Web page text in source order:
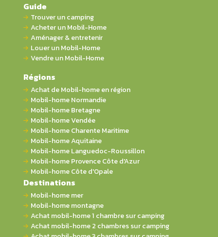
Guide
Trouver un camping
Acheter un Mobil-Home
Aménager & entretenir
Louer un Mobil-Home
Vendre un Mobil-Home
Régions
Achat de Mobil-home en région
Mobil-home Normandie
Mobil-home Bretagne
Mobil-home Vendée
Mobil-home Charente Maritime
Mobil-home Aquitaine
Mobil-home Languedoc-Roussillon
Mobil-home Provence Côte d'Azur
Mobil-home Côte d'Opale
Destinations
Mobil-home mer
Mobil-home montagne
Achat mobil-home 1 chambre sur camping
Achat mobil-home 2 chambres sur camping